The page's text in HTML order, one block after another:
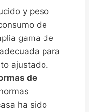
y peso
de
gama de
para
ajustado.
de
ha sido